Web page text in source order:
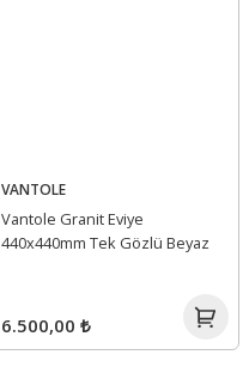
VANTOLE
Vantole Granit Eviye
440x440mm Tek Gözlü Beyaz
6.500,00 ₺